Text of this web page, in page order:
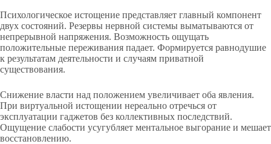
Психологическое истощение представляет главный компонент
двух состояний. Резервы нервной системы выматываются от
непрерывной напряжения. Возможность ощущать
положительные переживания падает. Формируется равнодушие
к результатам деятельности и случаям приватной
существования.
Снижение власти над положением увеличивает оба явления.
При виртуальной истощении нереально отречься от
эксплуатации гаджетов без коллективных последствий.
Ощущение слабости усугубляет ментальное выгорание и мешает
восстановлению.